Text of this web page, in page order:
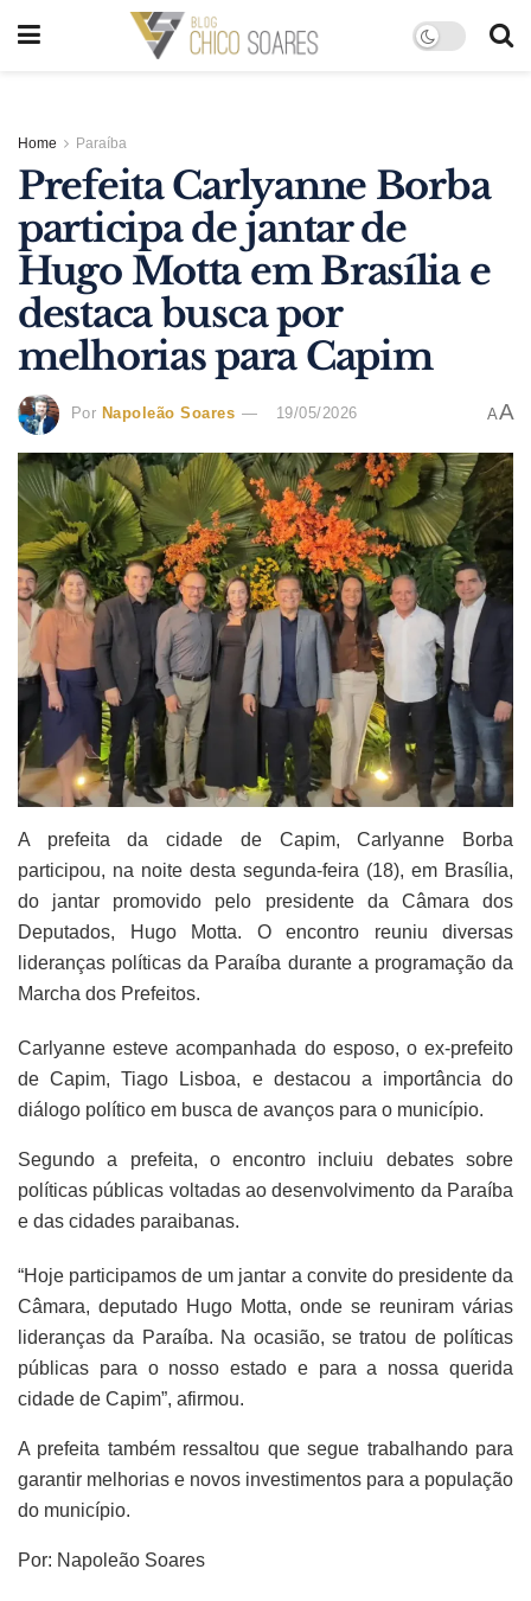
Home Paraíba
Prefeita Carlyanne Borba
participa de jantar de
Hugo Motta em Brasília e
destaca busca por
melhorias para Capim
Por Napoleão Soares 19/05/2026 AA
A prefeita da cidade de Capim, Carlyanne Borba
participou, na noite desta segunda-feira (18), em Brasília,
do jantar promovido pelo presidente da Câmara dos
Deputados, Hugo Motta. O encontro reuniu diversas
lideranças políticas da Paraíba durante a programação da
Marcha dos Prefeitos.
Carlyanne esteve acompanhada do esposo, o ex-prefeito
de Capim, Tiago Lisboa, e destacou a importância do
diálogo político em busca de avanços para o município.
Segundo a prefeita, o encontro incluiu debates sobre
políticas públicas voltadas ao desenvolvimento da Paraíba
e das cidades paraibanas.
“Hoje participamos de um jantar a convite do presidente da
Câmara, deputado Hugo Motta, onde se reuniram várias
lideranças da Paraíba. Na ocasião, se tratou de políticas
públicas para o nosso estado e para a nossa querida
cidade de Capim”, afirmou.
A prefeita também ressaltou que segue trabalhando para
garantir melhorias e novos investimentos para a população
do município.
Por: Napoleão Soares